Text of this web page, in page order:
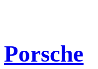
Porsche